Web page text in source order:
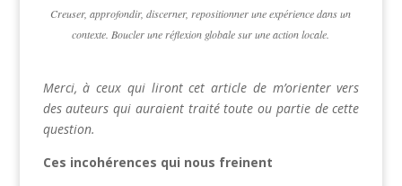
Creuser, approfondir, discerner, repositionner une expérience dans un
contexte. Boucler une réflexion globale sur une action locale.
Merci, à ceux qui liront cet article de m’orienter vers
des auteurs qui auraient traité toute ou partie de cette
question.
Ces incohérences qui nous freinent